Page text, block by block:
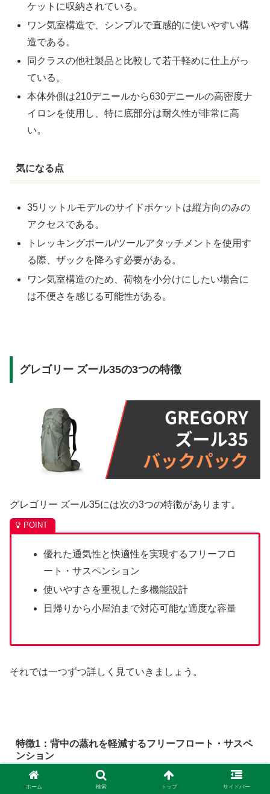
ケットに収納されている。
ワン気室構造で、シンプルで直感的に使いやすい構
造である。
同クラスの他社製品と比較して若干軽めに仕上がっ
ている。
本体外側は210デニールから630デニールの高密度ナ
イロンを使用し、特に底部分は耐久性が非常に高
い。
気になる点
35リットルモデルのサイドポケットは縦方向のみの
アクセスである。
トレッキングポール/ツールアタッチメントを使用す
る際、ザックを降ろす必要がある。
ワン気室構造のため、荷物を小分けにしたい場合に
は不便さを感じる可能性がある。
グレゴリー ズール35の3つの特徴
グレゴリー ズール35には次の3つの特徴があります。
優れた通気性と快適性を実現するフリーフロ
ート・サスペンション
使いやすさを重視した多機能設計
日帰りから小屋泊まで対応可能な適度な容量
それでは一つずつ詳しく見ていきましょう。
特徴1：背中の蒸れを軽減するフリーフロート・サスペ
ンション
ホーム 検索 トップ サイドバー